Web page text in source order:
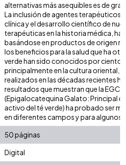
alternativas más asequibles es de
La inclusión de agentes terapéuticos
clínica y el desarrollo científico de
terapéuticas en la historia médica,
basándose en productos de origen
los beneficios para la salud que ha
verde han sido conocidos por
principalmente en la cultura oriental,
realizados en las décadas recientes
resultados que muestran que la EGCG
(Epigalocatequina Galato: Principal
activo del té verde) ha probado ser
en diferentes campos y para algunos
50 páginas
Digital